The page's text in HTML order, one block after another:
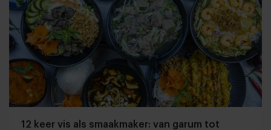
12 keer vis als smaakmaker: van garum tot